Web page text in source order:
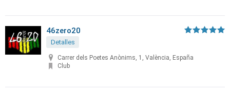
46zero20
Detalles
Carrer dels Poetes Anònims, 1, València, España
Club